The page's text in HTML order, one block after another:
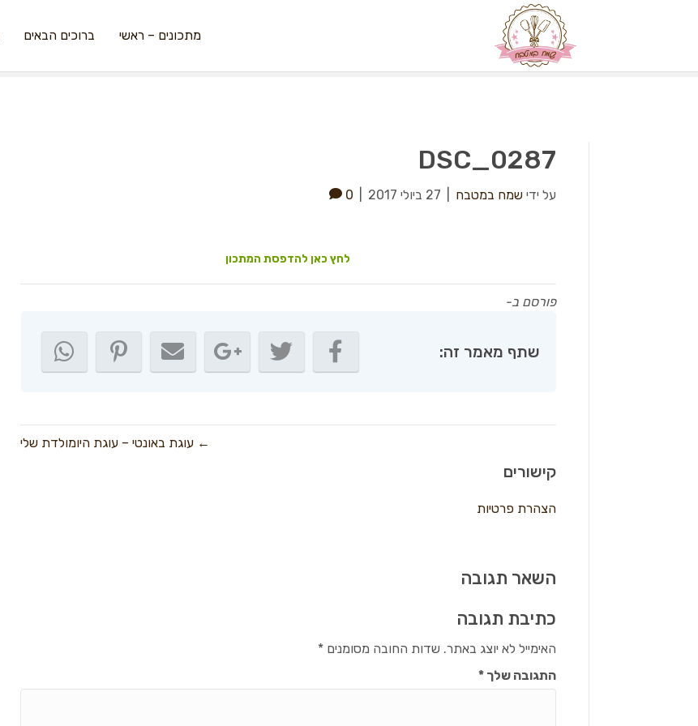
מתכונים – ראשי ברוכים הבאים
DSC_0287
על ידי שמח במטבח 27 ביולי 2017 0
לחץ כאן להדפסת המתכון
פורסם ב-
שתף מאמר זה:
← עוגת באונטי – עוגת היומולדת שלי
קישורים
הצהרת פרטיות
השאר תגובה
כתיבת תגובה
האימייל לא יוצג באתר. שדות החובה מסומנים*
התגובה שלך*